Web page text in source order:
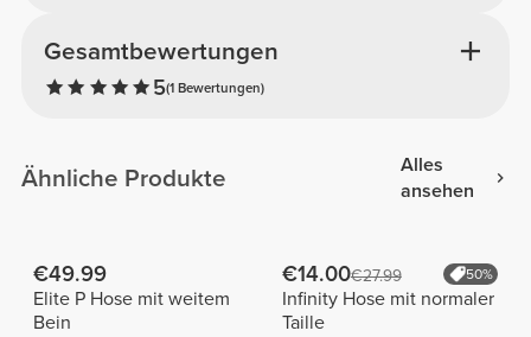
Gesamtbewertungen
5(1 Bewertungen)
Ähnliche Produkte
Alles
ansehen
€49.99
Elite P Hose mit weitem
Bein
€14.00€27.99 50%
Infinity Hose mit normaler
Taille